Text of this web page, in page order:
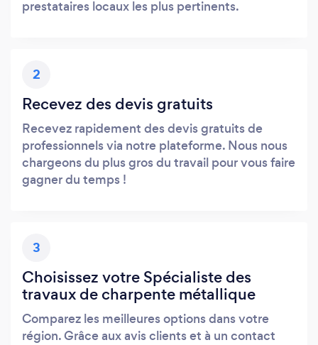
prestataires locaux les plus pertinents.
2
Recevez des devis gratuits
Recevez rapidement des devis gratuits de
professionnels via notre plateforme. Nous nous
chargeons du plus gros du travail pour vous faire
gagner du temps !
3
Choisissez votre Spécialiste des
travaux de charpente métallique
Comparez les meilleures options dans votre
région. Grâce aux avis clients et à un contact